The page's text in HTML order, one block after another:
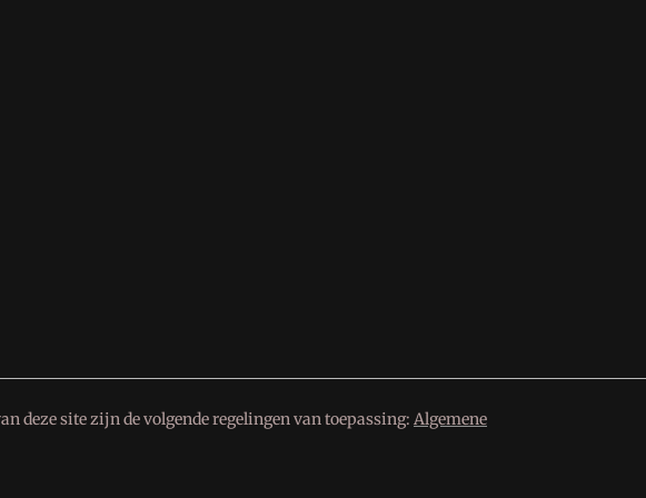
deze site zijn de volgende regelingen van toepassing: Algemene